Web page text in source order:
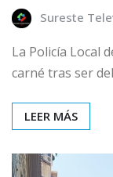
Sureste
La Policía Local
carné tras ser
LEER MÁS